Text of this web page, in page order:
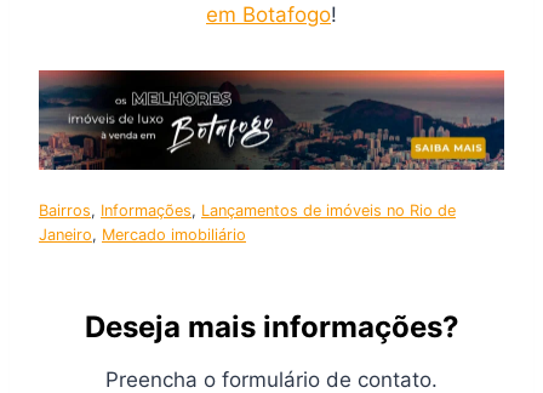
em Botafogo!
Bairros, Informações, Lançamentos de imóveis no Rio de
Janeiro, Mercado imobiliário
Deseja mais informações?
Preencha o formulário de contato.